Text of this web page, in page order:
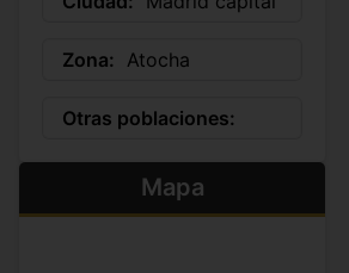
Zona: Atocha
Otras poblaciones:
Mapa